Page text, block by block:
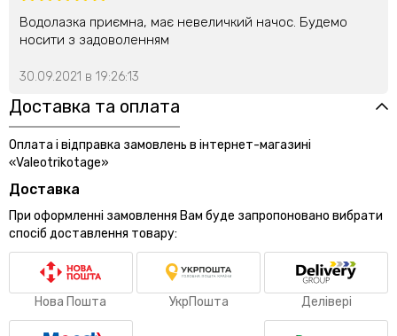
Водолазка приємна, має невеличкий начос. Будемо
носити з задоволенням
30.09.2021 в 19:26:13
Доставка та оплата
Оплата і відправка замовлень в інтернет-магазині
«Valeotrikotage»
Доставка
При оформленні замовлення Вам буде запропоновано вибрати
спосіб доставлення товару:
Нова Пошта УкрПошта Делівері